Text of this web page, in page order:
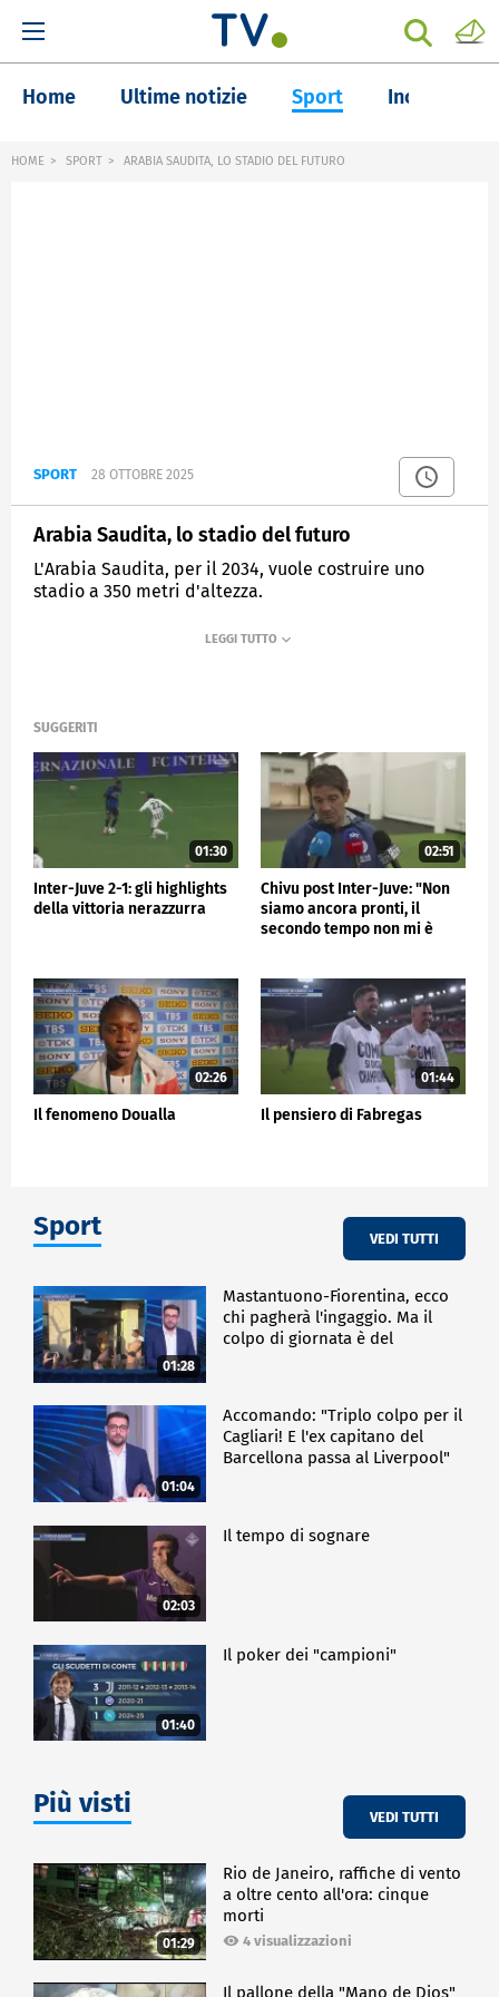
Home Ultime notizie Sport Inchieste
HOME SPORT ARABIA SAUDITA, LO STADIO DEL FUTURO
SPORT 28 OTTOBRE 2025
Arabia Saudita, lo stadio del futuro
L'Arabia Saudita, per il 2034, vuole costruire uno
stadio a 350 metri d'altezza.
SPORTMEDIASET
SUGGERITI
01:30
Inter-Juve 2-1: gli highlights
della vittoria nerazzurra
02:51
Chivu post Inter-Juve: "Non
siamo ancora pronti, il
secondo tempo non mi è
02:26
Il fenomeno Doualla
01:44
Il pensiero di Fabregas
Sport VEDI TUTTI
01:28
Mastantuono-Fiorentina, ecco
chi pagherà l'ingaggio. Ma il
colpo di giornata è del
01:04
Accomando: "Triplo colpo per il
Cagliari! E l'ex capitano del
Barcellona passa al Liverpool"
02:03
Il tempo di sognare
01:40
Il poker dei "campioni"
Più visti VEDI TUTTI
01:29
Rio de Janeiro, raffiche di vento
a oltre cento all'ora: cinque
morti
4 visualizzazioni
Il pallone della "Mano de Dios"